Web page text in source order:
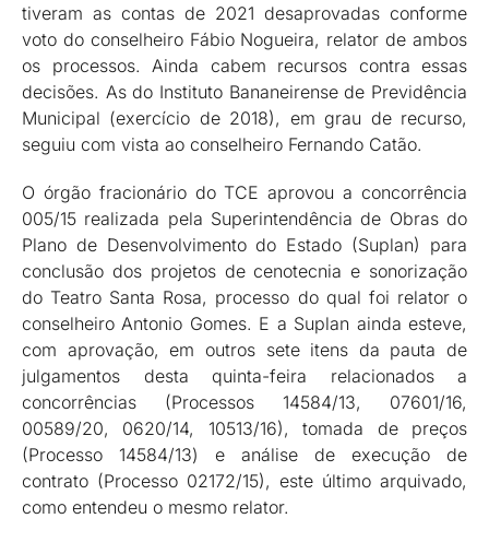
tiveram as contas de 2021 desaprovadas conforme
voto do conselheiro Fábio Nogueira, relator de ambos
os processos. Ainda cabem recursos contra essas
decisões. As do Instituto Bananeirense de Previdência
Municipal (exercício de 2018), em grau de recurso,
seguiu com vista ao conselheiro Fernando Catão.
O órgão fracionário do TCE aprovou a concorrência
005/15 realizada pela Superintendência de Obras do
Plano de Desenvolvimento do Estado (Suplan) para
conclusão dos projetos de cenotecnia e sonorização
do Teatro Santa Rosa, processo do qual foi relator o
conselheiro Antonio Gomes. E a Suplan ainda esteve,
com aprovação, em outros sete itens da pauta de
julgamentos desta quinta-feira relacionados a
concorrências (Processos 14584/13, 07601/16,
00589/20, 0620/14, 10513/16), tomada de preços
(Processo 14584/13) e análise de execução de
contrato (Processo 02172/15), este último arquivado,
como entendeu o mesmo relator.